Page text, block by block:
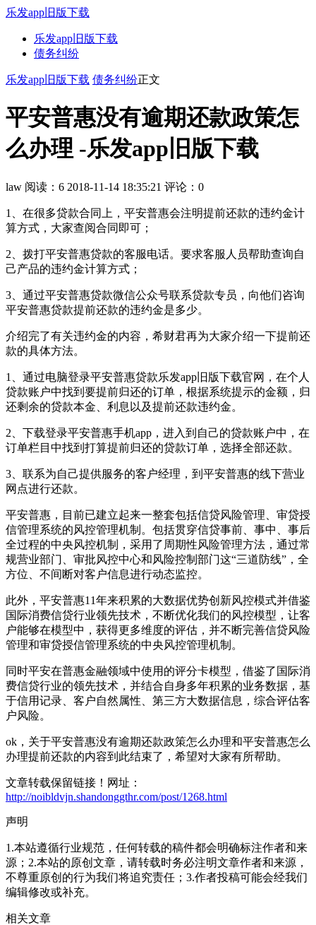
乐发app旧版下载
乐发app旧版下载
债务纠纷
乐发app旧版下载 债务纠纷正文
平安普惠没有逾期还款政策怎
么办理 -乐发app旧版下载
law 阅读：6 2018-11-14 18:35:21 评论：0
1、在很多贷款合同上，平安普惠会注明提前还款的违约金计
算方式，大家查阅合同即可；
2、拨打平安普惠贷款的客服电话。要求客服人员帮助查询自
己产品的违约金计算方式；
3、通过平安普惠贷款微信公众号联系贷款专员，向他们咨询
平安普惠贷款提前还款的违约金是多少。
介绍完了有关违约金的内容，希财君再为大家介绍一下提前还
款的具体方法。
1、通过电脑登录平安普惠贷款乐发app旧版下载官网，在个人
贷款账户中找到要提前归还的订单，根据系统提示的金额，归
还剩余的贷款本金、利息以及提前还款违约金。
2、下载登录平安普惠手机app，进入到自己的贷款账户中，在
订单栏目中找到打算提前归还的贷款订单，选择全部还款。
3、联系为自己提供服务的客户经理，到平安普惠的线下营业
网点进行还款。
平安普惠，目前已建立起来一整套包括信贷风险管理、审贷授
信管理系统的风控管理机制。包括贯穿信贷事前、事中、事后
全过程的中央风控机制，采用了周期性风险管理方法，通过常
规营业部门、审批风控中心和风险控制部门这“三道防线”，全
方位、不间断对客户信息进行动态监控。
此外，平安普惠11年来积累的大数据优势创新风控模式并借鉴
国际消费信贷行业领先技术，不断优化我们的风控模型，让客
户能够在模型中，获得更多维度的评估，并不断完善信贷风险
管理和审贷授信管理系统的中央风控管理机制。
同时平安在普惠金融领域中使用的评分卡模型，借鉴了国际消
费信贷行业的领先技术，并结合自身多年积累的业务数据，基
于信用记录、客户自然属性、第三方大数据信息，综合评估客
户风险。
ok，关于平安普惠没有逾期还款政策怎么办理和平安普惠怎么
办理提前还款的内容到此结束了，希望对大家有所帮助。
文章转载保留链接！网址：
http://noibldvjn.shandonggthr.com/post/1268.html
声明
1.本站遵循行业规范，任何转载的稿件都会明确标注作者和来
源；2.本站的原创文章，请转载时务必注明文章作者和来源，
不尊重原创的行为我们将追究责任；3.作者投稿可能会经我们
编辑修改或补充。
相关文章